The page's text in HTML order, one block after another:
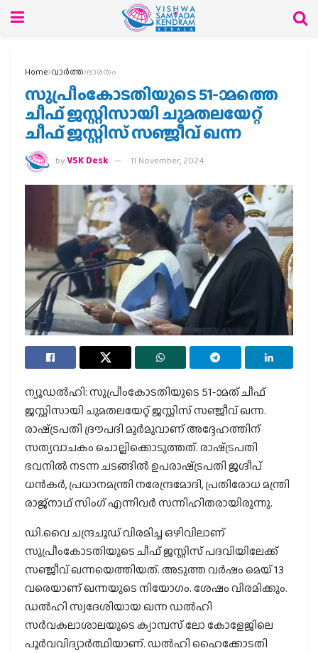
Home വാര്‍ത്ത ഭാരതം
സുപ്രീംകോടതിയുടെ 51-ാമത്തെ
ചീഫ് ജസ്റ്റിസായി ചുമതലയേറ്റ്
ചീഫ് ജസ്റ്റിസ് സഞ്ജീവ് ഖന്ന
byVSK Desk 11 November, 2024
ന്യൂഡൽഹി: സുപ്രീംകോടതിയുടെ 51-ാമത് ചീഫ്
ജസ്റ്റിസായി ചുമതലയേറ്റ് ജസ്റ്റിസ് സഞ്ജീവ് ഖന്ന.
രാഷ്‌ട്രപതി ദ്രൗപദി മുർമുവാണ് അദ്ദേഹത്തിന്
സത്യവാചകം ചൊല്ലിക്കൊടുത്തത്. രാഷ്‌ട്രപതി
ഭവനിൽ നടന്ന ചടങ്ങിൽ ഉപരാഷ്‌ട്രപതി ജ​ഗ്ദീപ്
ധൻകർ, പ്രധാനമന്ത്രി നരേന്ദ്രമോദി, പ്രതിരോധ മന്ത്രി
രാജ്നാഥ് സിം​ഗ് എന്നിവർ സന്നിഹിതരായിരുന്നു.
ഡി.വൈ ചന്ദ്രചൂഡ് വിരമിച്ച ഒഴിവിലാണ്
സുപ്രീംകോടതിയുടെ ചീഫ് ജസ്റ്റിസ് പദവിയിലേക്ക്
സഞ്ജീവ് ഖന്നയെത്തിയത്. അടുത്ത വർഷം മെയ് 13
വരെയാണ് ഖന്നയുടെ നിയോ​ഗം. ശേഷം വിരമിക്കും.
ഡൽഹി സ്വദേശിയായ ഖന്ന ഡൽ​ഹി
സർവകലാശാലയുടെ ക്യാമ്പസ് ലോ കോളേജിലെ
പൂർവവിദ്യാർത്ഥിയാണ്. ഡൽഹി ഹൈക്കോടതി